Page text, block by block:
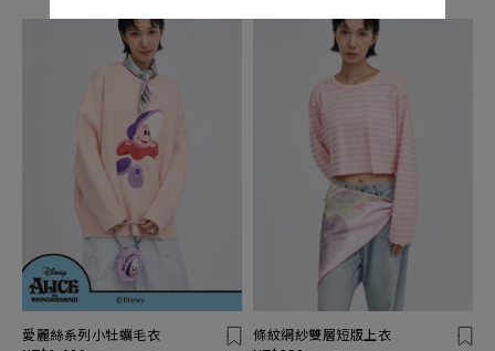
愛麗絲系列小牡蠣毛衣
條紋網紗雙層短版上衣